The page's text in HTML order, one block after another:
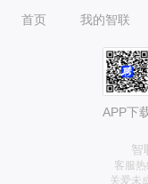
首页 我的智联
APP下
智
客服
关爱未